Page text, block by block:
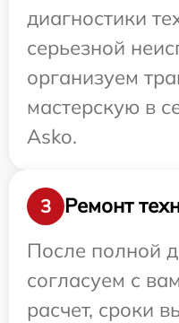
диагностики
серьезной
организуем
мастерскую в
Asko.
3
Ремонт
После полной
согласуем с
расчет, сроки